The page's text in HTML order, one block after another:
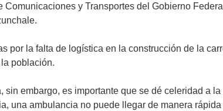
y Transportes del Gobierno
la falta de logística en la construcción de la
población.
embargo, es importante que se dé celeridad a
una ambulancia no puede llegar de manera